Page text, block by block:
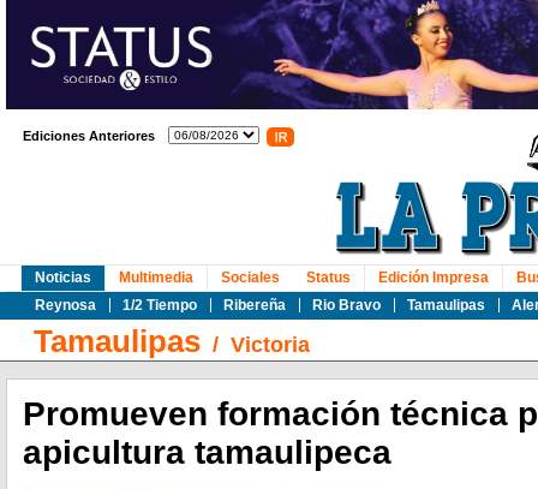
Ediciones Anteriores
Noticias
Reynosa
1/2 Tiempo Ribereña Rio Bravo Tamaulipas
Multimedia Sociales Status Edición Impresa
Tamaulipas / Victoria
Promueven formación técnica
apicultura tamaulipeca